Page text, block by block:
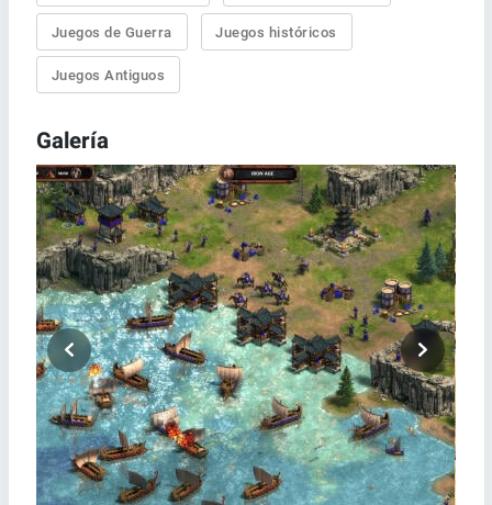
Juegos de Guerra Juegos históricos
Juegos Antiguos
Galería